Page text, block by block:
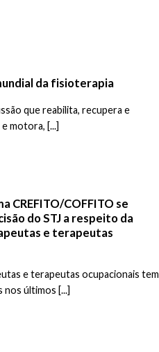
da fisioterapia
que reabilita, recupera e
motora, [...]
CREFITO/COFFITO se
do STJ a respeito da
e terapeutas
e terapeutas ocupacionais tem
últimos [...]